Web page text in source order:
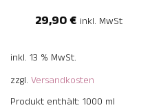
29,90€ inkl. MwSt
inkl. 13 % MwSt.
zzgl. Versandkosten
Produkt enthält: 1000 ml